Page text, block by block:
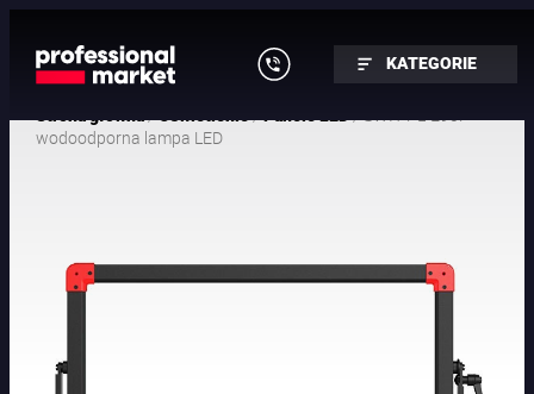
KATEGORIE
/ /
/ SWIT PL-E90P
wodoodporna lampa LED